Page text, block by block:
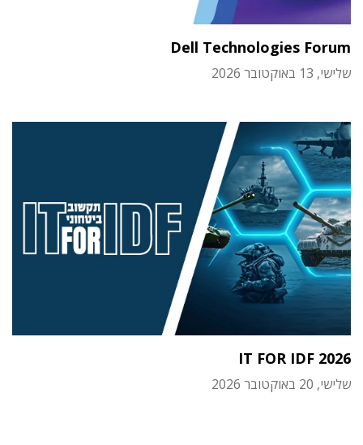
Dell Technologies Forum
שלישי, 13 באוקטובר 2026
IT FOR IDF 2026
שלישי, 20 באוקטובר 2026